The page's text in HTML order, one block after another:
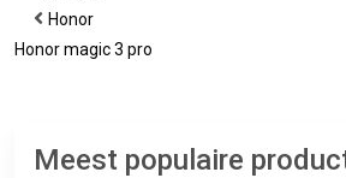
Honor
Honor magic 3 pro
Meest populaire